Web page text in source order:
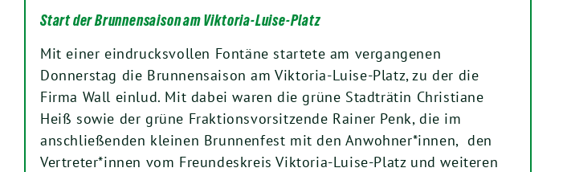
Start der Brunnensaison am Viktoria-Luise-Platz
Mit einer eindrucksvollen Fontäne startete am vergangenen
Donnerstag die Brunnensaison am Viktoria-Luise-Platz, zu der die
Firma Wall einlud. Mit dabei waren die grüne Stadträtin Christiane
Heiß sowie der grüne Fraktionsvorsitzende Rainer Penk, die im
anschließenden kleinen Brunnenfest mit den Anwohner*innen, den
Vertreter*innen vom Freundeskreis Viktoria-Luise-Platz und weiteren